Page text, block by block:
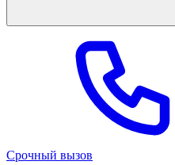
Срочный вызов